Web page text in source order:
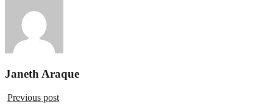
Janeth Araque
Previous post